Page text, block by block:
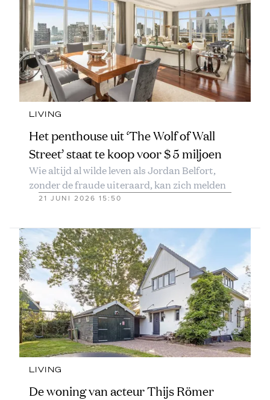
LIVING
Het penthouse uit ‘The Wolf of Wall
Street’ staat te koop voor $ 5 miljoen
Wie altijd al wilde leven als Jordan Belfort,
zonder de fraude uiteraard, kan zich melden
21 JUNI 2026 15:50
LIVING
De woning van acteur Thijs Römer